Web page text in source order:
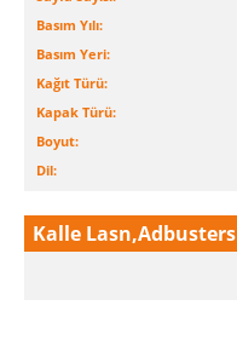
Basım Yılı:
Basım Yeri:
Kağıt Türü:
Kapak Türü:
Boyut:
Dil:
Kalle Lasn,Adbusters